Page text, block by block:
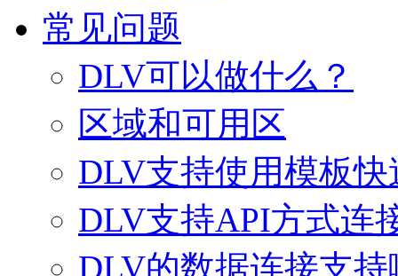
常见问题
DLV可以做什么？
区域和可用区
DLV支持使用模板
DLV支持API方式连
DLV的数据连接支